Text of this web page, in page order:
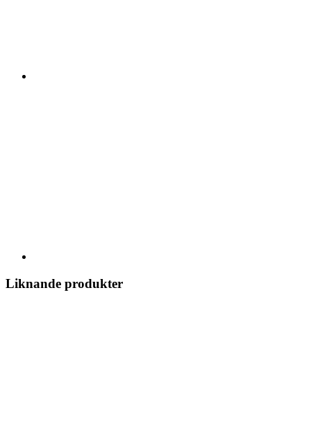
Liknande produkter